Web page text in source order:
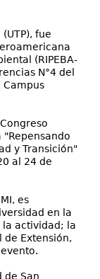
fue
(RIPEBA-
N°4 del
Campus
y Transición"
al 24 de
es
en la
la actividad; la
de Extensión,
de San